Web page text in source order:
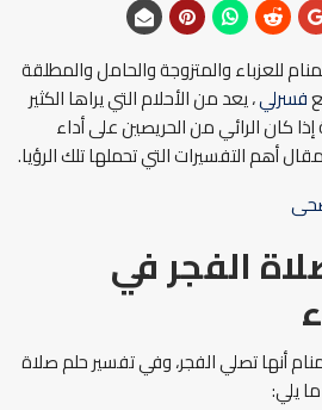
للعزباء والمتزوجة والحامل والمطلقة
فسرلي، يعد من الأحلام التي يراها الكثير
كان الرائي من الحريصين على أداء
أهم التفسيرات التي تحملها تلك الرؤيا.
الفجر في
أنها تصلي الفجر، وفي تفسير حلم صلاة
يلي: